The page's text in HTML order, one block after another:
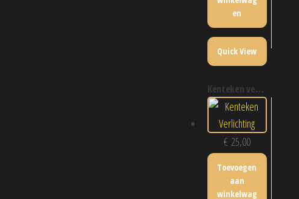
en
Quick View
kenteken verlichting
€ 25,00
Toevoegen
aan
winkelwag